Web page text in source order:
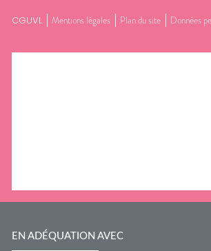
CGUVL Mentions légales Plan du site Données
EN ADÉQUATION AVEC